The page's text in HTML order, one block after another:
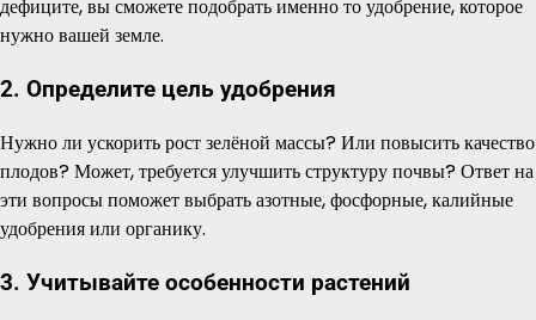
дефиците, вы сможете подобрать именно то удобрение, которое
нужно вашей земле.
2. Определите цель удобрения
Нужно ли ускорить рост зелёной массы? Или повысить качество
плодов? Может, требуется улучшить структуру почвы? Ответ на
эти вопросы поможет выбрать азотные, фосфорные, калийные
удобрения или органику.
3. Учитывайте особенности растений